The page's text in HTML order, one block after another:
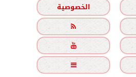
الخصوصية


